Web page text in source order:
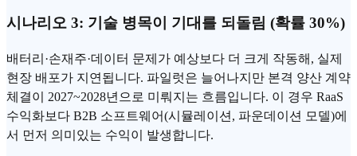
시나리오 3: 기술 병목이 기대를 되돌림 (확률 30%)
배터리·손재주·데이터 문제가 예상보다 더 크게 작동해, 실제
현장 배포가 지연됩니다. 파일럿은 늘어나지만 본격 양산 계약
체결이 2027~2028년으로 미뤄지는 흐름입니다. 이 경우 RaaS
수익화보다 B2B 소프트웨어(시뮬레이션, 파운데이션 모델)에
서 먼저 의미있는 수익이 발생합니다.